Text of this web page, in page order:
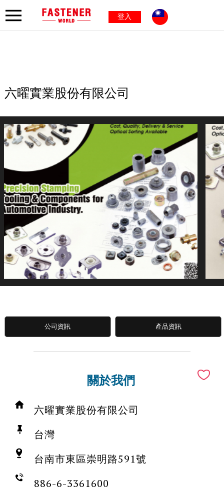
登入
六曜實業股份有限公司
公司資訊 產品資訊
關於我們
六曜實業股份有限公司
台灣
台南市東區崇明路591號
886-6-3361600